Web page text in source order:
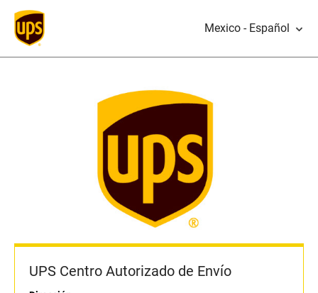
Mexico - Español
UPS Centro Autorizado de Envío